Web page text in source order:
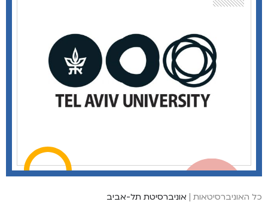
כל האוניברסיטאות | אוניברסיטת תל-אביב